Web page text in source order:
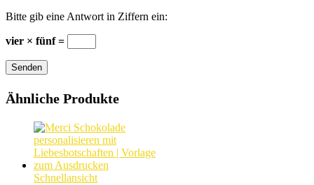
Bitte gib eine Antwort in Ziffern ein:
vier × fünf =
Senden
Ähnliche Produkte
Schnellansicht